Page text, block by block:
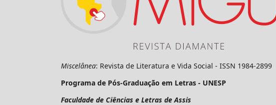
Miscelânea: Revista de Literatura e Vida Social - ISSN 1984-2899
Programa de Pós-Graduação em Letras - UNESP
Faculdade de Ciências e Letras de Assis